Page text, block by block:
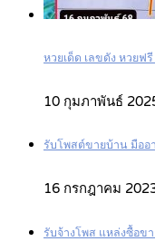
หวยเด็ด เลขดัง หวย
10 กุมภาพันธ์
รับโพสต์ขายบ้าน มืออ
16 กรกฎาคม
รับจ้างโพส แหล่งซื้อข